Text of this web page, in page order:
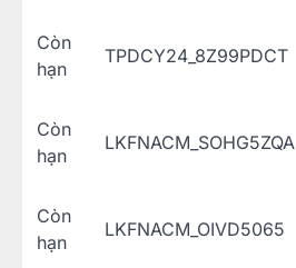
Còn
hạn
TPDCY24_8Z99PDCT
Còn
hạn
LKFNACM_SOHG5ZQA
Còn
hạn
LKFNACM_OIVD5065